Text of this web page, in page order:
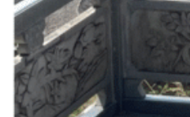
Eté
Hiver
Infos pratiques
Notre agence
Notre agence en
Réseau Asian